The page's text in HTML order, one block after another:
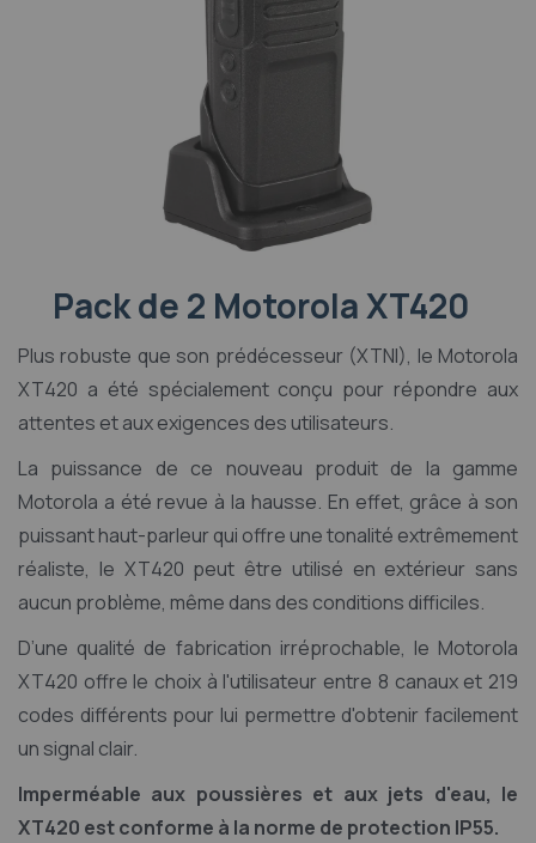
Pack de 2 Motorola XT420
Plus robuste que son prédécesseur (XTNI), le Motorola
XT420 a été spécialement conçu pour répondre aux
attentes et aux exigences des utilisateurs.
La puissance de ce nouveau produit de la gamme
Motorola a été revue à la hausse. En effet, grâce à son
puissant haut-parleur qui offre une tonalité extrêmement
réaliste, le XT420 peut être utilisé en extérieur sans
aucun problème, même dans des conditions difficiles.
D’une qualité de fabrication irréprochable, le Motorola
XT420 offre le choix à l'utilisateur entre 8 canaux et 219
codes différents pour lui permettre d'obtenir facilement
un signal clair.
Imperméable aux poussières et aux jets d'eau, le
XT420 est conforme à la norme de protection IP55.